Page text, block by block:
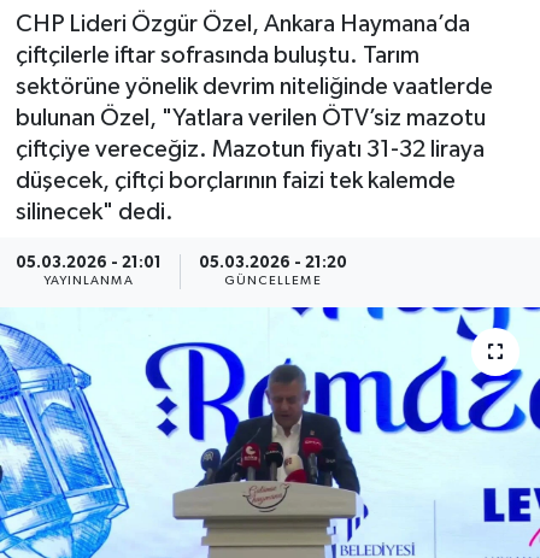
CHP Lideri Özgür Özel, Ankara Haymana’da
çiftçilerle iftar sofrasında buluştu. Tarım
sektörüne yönelik devrim niteliğinde vaatlerde
bulunan Özel, "Yatlara verilen ÖTV’siz mazotu
çiftçiye vereceğiz. Mazotun fiyatı 31-32 liraya
düşecek, çiftçi borçlarının faizi tek kalemde
silinecek" dedi.
05.03.2026 - 21:01
YAYINLANMA
05.03.2026 - 21:20
GÜNCELLEME
Yaşam